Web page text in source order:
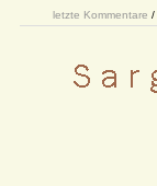
letzte Kommentare /